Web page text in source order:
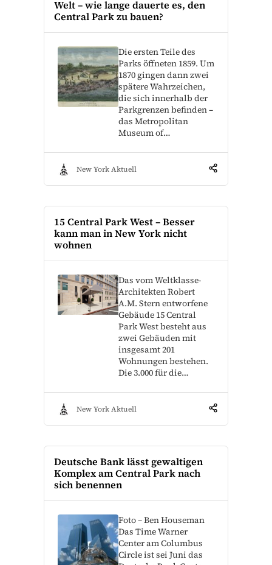
Welt – wie lange dauerte es, den
Central Park zu bauen?
Die ersten Teile des
Parks öffneten 1859. Um
1870 gingen dann zwei
spätere Wahrzeichen,
die sich innerhalb der
Parkgrenzen befinden –
das Metropolitan
Museum of…
New York Aktuell
15 Central Park West – Besser
kann man in New York nicht
wohnen
Das vom Weltklasse-
Architekten Robert
A.M. Stern entworfene
Gebäude 15 Central
Park West besteht aus
zwei Gebäuden mit
insgesamt 201
Wohnungen bestehen.
Die 3.000 für die…
New York Aktuell
Deutsche Bank lässt gewaltigen
Komplex am Central Park nach
sich benennen
Foto – Ben Houseman
Das Time Warner
Center am Columbus
Circle ist sei Juni das